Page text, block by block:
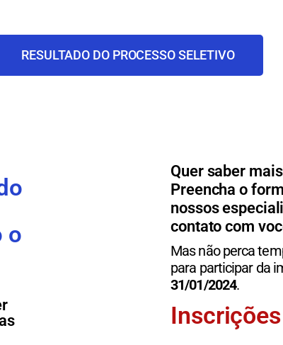
RESULTADO DO PROCESSO SELETIVO
o
Quer saber
Preencha o
nossos
contato com
Mas não perca
para participar da
31/01/2024.